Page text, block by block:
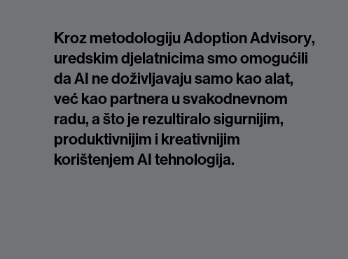
Kroz metodologiju Adoption Advisory,
uredskim djelatnicima smo omogućili
da AI ne doživljavaju samo kao alat,
već kao partnera u svakodnevnom
radu, a što je rezultiralo sigurnijim,
produktivnijim i kreativnijim
korištenjem AI tehnologija.